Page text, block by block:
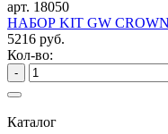
арт. 18050
НАБОР KIT GW
5216 руб.
Кол-во:
-
Каталог